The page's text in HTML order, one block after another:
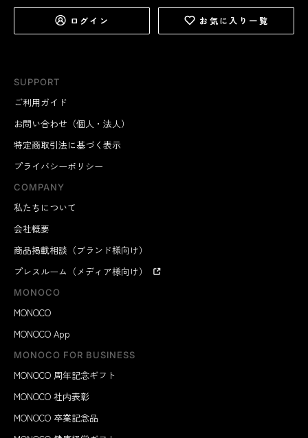
SUPPORT
ご利用ガイド
お問い合わせ（個人・法人）
特定商取引法に基づく表示
プライバシーポリシー
COMPANY
私たちについて
会社概要
商品掲載相談（ブランド様向け）
プレスルーム（メディア様向け）
MONOCO
MONOCO
MONOCO App
MONOCO FOR BUSINESS
MONOCO 周年記念ギフト
MONOCO 社内表彰
MONOCO 卒業記念品
ログイン お気に入り一覧